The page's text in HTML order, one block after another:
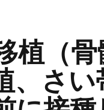
植（
、さ